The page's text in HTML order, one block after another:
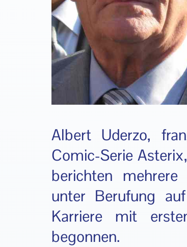
Albert Uderzo,
Comic-Serie
berichten mehrere
unter Berufung
Karriere mit
begonnen.